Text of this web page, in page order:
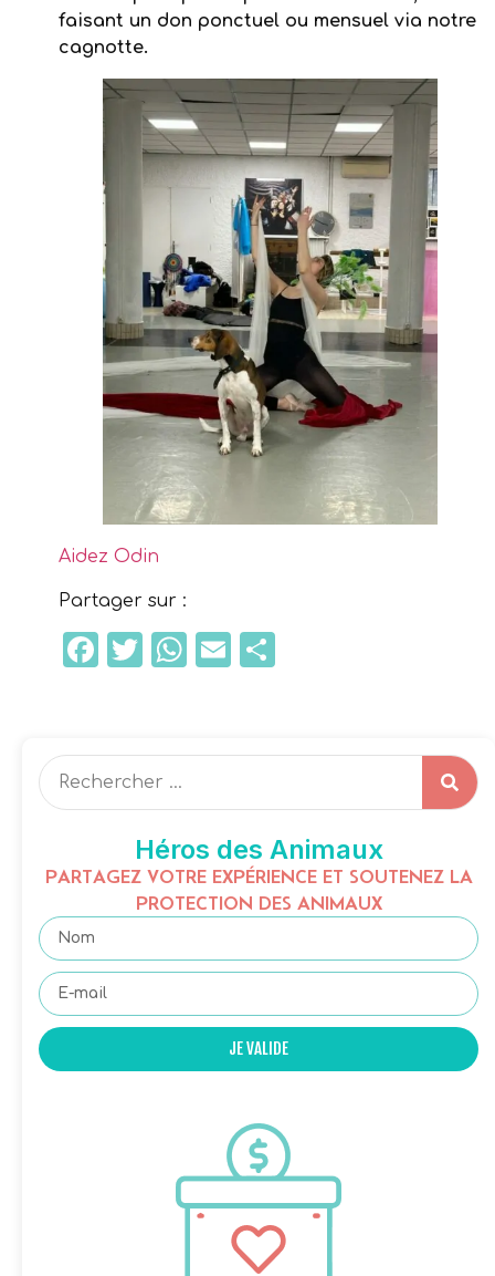
faisant un don ponctuel ou mensuel via notre
cagnotte.
Aidez Odin
Partager sur :
Facebook
Twitter
WhatsApp
Email
Héros des Animaux
PARTAGEZ VOTRE EXPÉRIENCE ET SOUTENEZ LA
PROTECTION DES ANIMAUX
JE VALIDE